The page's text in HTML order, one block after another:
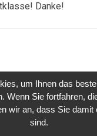
Danke!
um Ihnen das
Wenn Sie fortfahren,
wir an, dass Sie damit
sind.